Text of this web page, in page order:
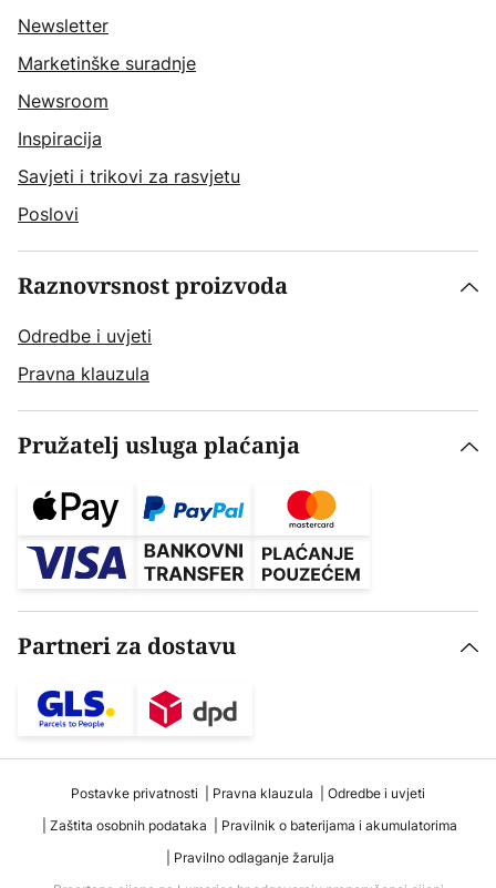
Newsletter
Marketinške suradnje
Newsroom
Inspiracija
Savjeti i trikovi za rasvjetu
Poslovi
Raznovrsnost proizvoda
Odredbe i uvjeti
Pravna klauzula
Pružatelj usluga plaćanja
Partneri za dostavu
Postavke privatnosti Pravna klauzula
Odredbe i uvjeti
Zaštita osobnih podataka
Pravilnik o baterijama i akumulatorima
Pravilno odlaganje žarulja